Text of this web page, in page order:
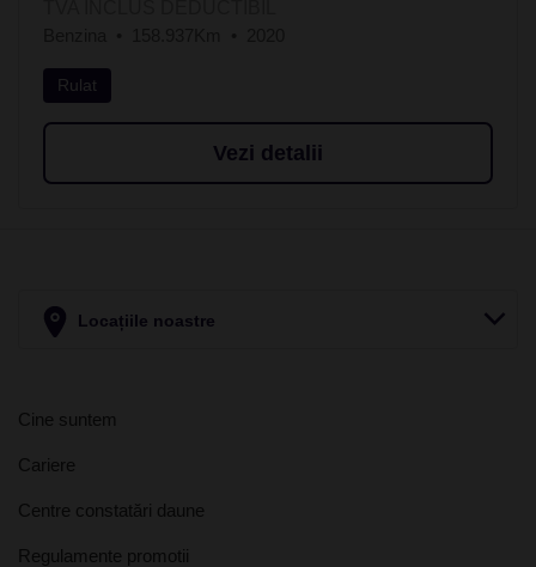
Rulat
Vezi detalii
Locațiile noastre
Cine suntem
Cariere
Centre constatări daune
Regulamente promotii